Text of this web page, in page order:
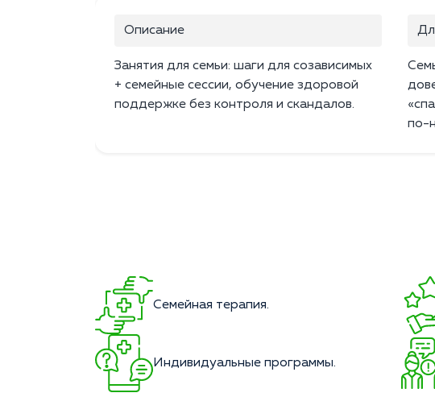
Описание
Занятия для семьи: шаги для созависимых
+ семейные сессии, обучение здоровой
поддержке без контроля и скандалов.
по-
Семейная терапия.
Индивидуальные программы.